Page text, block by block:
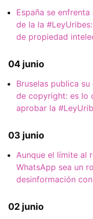
España se
de la la
de propiedad
04 junio
Bruselas publica
de copyright: es lo
aprobar la
03 junio
Aunque el límite al
WhatsApp sea un
desinformación
02 junio